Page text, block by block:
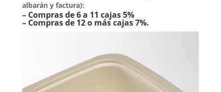
albarán y factura):
– Compras de 6 a 11 cajas 5%
– Compras de 12 o más cajas 7%.